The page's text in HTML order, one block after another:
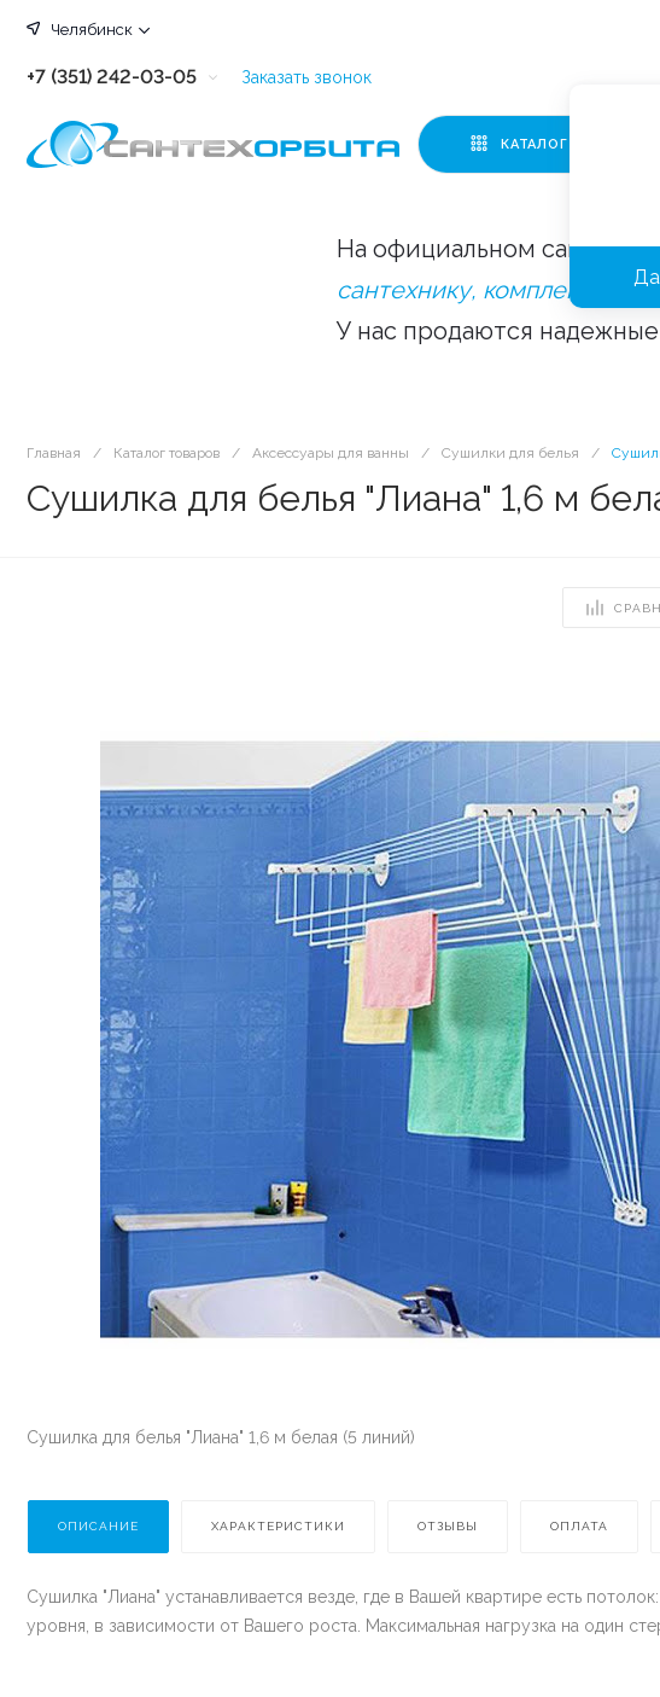
Челябинск
+7 (351) 242-03-05
+7 (351) 242-03-63
Заказать звонок
КАТАЛОГ
На официальном сайте
сантехнику,
У нас продаются
Главная / Каталог товаров / Аксессуары для ванны / Сушилки для белья /
Сушилка для белья "Лиана" 1,6 м
Сушилка для белья "Лиана" 1,6 м белая (5 линий)
ОПИСАНИЕ ХАРАКТЕРИСТИКИ ОТЗЫВЫ ОПЛАТА
Сушилка "Лиана" устанавливается везде, где в Вашей квартире есть
уровня, в зависимости от Вашего роста. Максимальная нагрузка на один